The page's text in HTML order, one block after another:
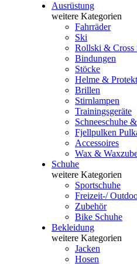
Ausrüstung
weitere Kategorien
Fahrräder
Ski
Rollski & Cross
Bindungen
Stöcke
Helme &
Brillen
Stirnlampen
Trainingsgeräte
Schneeschuhe
Fjellpulken
Accessoires
Wax &
Schuhe
weitere Kategorien
Sportschuhe
Freizeit-/
Zubehör
Bike Schuhe
Bekleidung
weitere Kategorien
Jacken
Hosen